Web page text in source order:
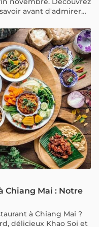
avant d'admirer
Chiang Mai : Notre
à Chiang Mai ?
délicieux Khao Soi et